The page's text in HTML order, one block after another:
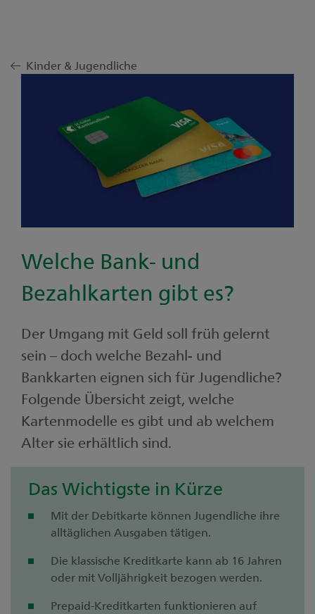
Kinder & Jugendliche
Welche Bank- und
Bezahlkarten gibt es?
Der Umgang mit Geld soll früh gelernt
sein – doch welche Bezahl- und
Bankkarten eignen sich für Jugendliche?
Folgende Übersicht zeigt, welche
Kartenmodelle es gibt und ab welchem
Alter sie erhältlich sind.
Das Wichtigste in Kürze
Mit der Debitkarte können Jugendliche ihre
alltäglichen Ausgaben tätigen.
Die klassische Kreditkarte kann ab 16 Jahren
oder mit Volljährigkeit bezogen werden.
Prepaid-Kreditkarten funktionieren auf